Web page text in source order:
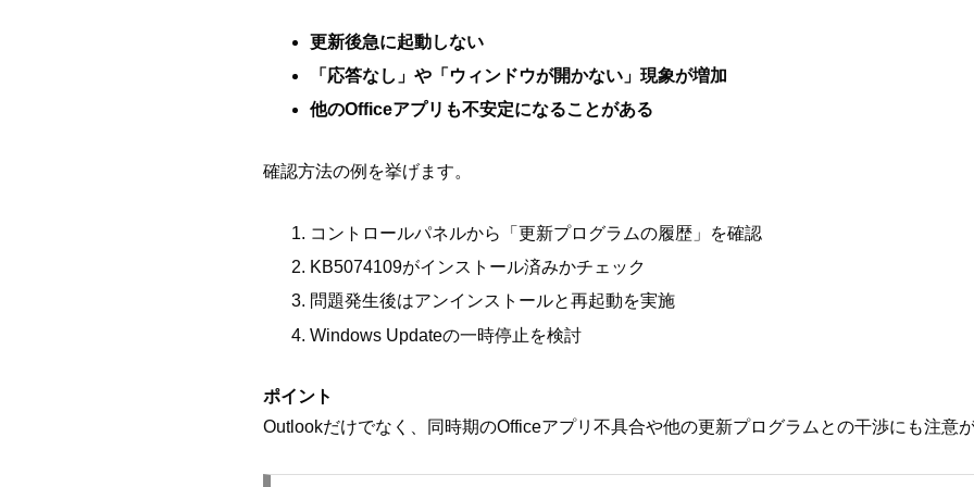
更新後急に起動しない
「応答なし」や「ウィンドウが開かない」現象が増加
他のOfficeアプリも不安定になることがある
確認方法の例を挙げます。
コントロールパネルから「更新プログラムの履歴」を確認
KB5074109がインストール済みかチェック
問題発生後はアンインストールと再起動を実施
Windows Updateの一時停止を検討
ポイント
Outlookだけでなく、同時期のOfficeアプリ不具合や他の更新プログラムとの干渉にも注意が